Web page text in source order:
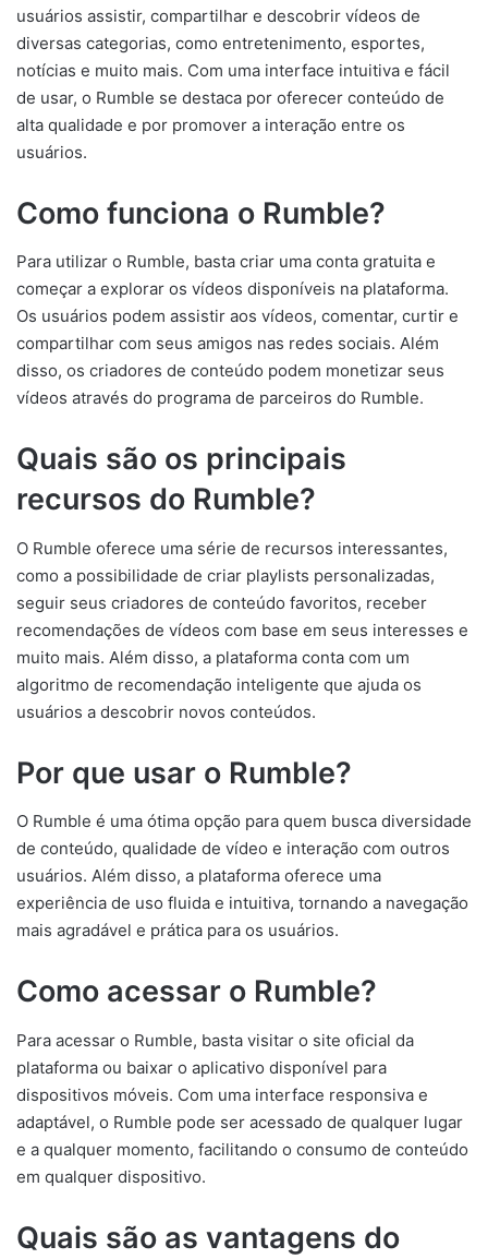
usuários assistir, compartilhar e descobrir vídeos de
diversas categorias, como entretenimento, esportes,
notícias e muito mais. Com uma interface intuitiva e fácil
de usar, o Rumble se destaca por oferecer conteúdo de
alta qualidade e por promover a interação entre os
usuários.
Como funciona o Rumble?
Para utilizar o Rumble, basta criar uma conta gratuita e
começar a explorar os vídeos disponíveis na plataforma.
Os usuários podem assistir aos vídeos, comentar, curtir e
compartilhar com seus amigos nas redes sociais. Além
disso, os criadores de conteúdo podem monetizar seus
vídeos através do programa de parceiros do Rumble.
Quais são os principais
recursos do Rumble?
O Rumble oferece uma série de recursos interessantes,
como a possibilidade de criar playlists personalizadas,
seguir seus criadores de conteúdo favoritos, receber
recomendações de vídeos com base em seus interesses e
muito mais. Além disso, a plataforma conta com um
algoritmo de recomendação inteligente que ajuda os
usuários a descobrir novos conteúdos.
Por que usar o Rumble?
O Rumble é uma ótima opção para quem busca diversidade
de conteúdo, qualidade de vídeo e interação com outros
usuários. Além disso, a plataforma oferece uma
experiência de uso fluida e intuitiva, tornando a navegação
mais agradável e prática para os usuários.
Como acessar o Rumble?
Para acessar o Rumble, basta visitar o site oficial da
plataforma ou baixar o aplicativo disponível para
dispositivos móveis. Com uma interface responsiva e
adaptável, o Rumble pode ser acessado de qualquer lugar
e a qualquer momento, facilitando o consumo de conteúdo
em qualquer dispositivo.
Quais são as vantagens do